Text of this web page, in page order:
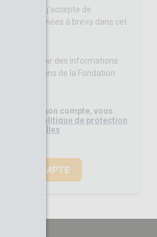
Connect et j'accepte de
mes données à brevo dans cet
de recevoir des informations
les actions de la Fondation
sur Créer mon compte, vous
Politique de protection
personnelles